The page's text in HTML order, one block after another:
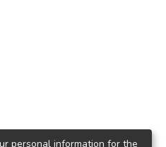
personal information for the